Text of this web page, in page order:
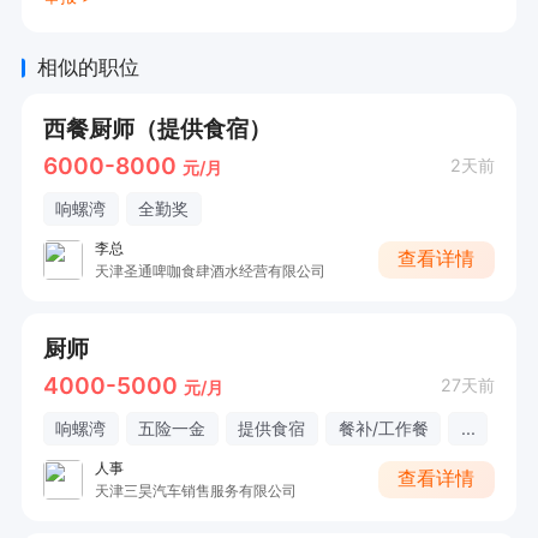
相似的职位
西餐厨师（提供食宿）
6000-8000 元/月 2天前
响螺湾 全勤奖
李总
天津圣通啤咖食肆酒水经营有限公司
查看详情
厨师
4000-5000 元/月 27天前
响螺湾 五险一金 提供食宿 餐补/工作餐 ...
人事
天津三昊汽车销售服务有限公司
查看详情